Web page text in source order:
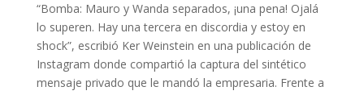
“Bomba: Mauro y Wanda separados, ¡una pena! Ojalá
lo superen. Hay una tercera en discordia y estoy en
shock”, escribió Ker Weinstein en una publicación de
Instagram donde compartió la captura del sintético
mensaje privado que le mandó la empresaria. Frente a